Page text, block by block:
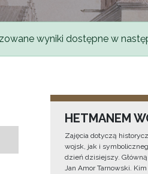
wyniki dostępne w
HETMANEM
Zajęcia dotyczą
wojsk, jak i
dzień dzisiejszy.
Jan Amor Tarnowski. Kim